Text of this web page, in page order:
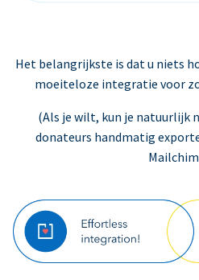
Het belangrijkste is dat u niets
moeiteloze integratie voor
(Als je wilt, kun je natuurlijk
donateurs handmatig